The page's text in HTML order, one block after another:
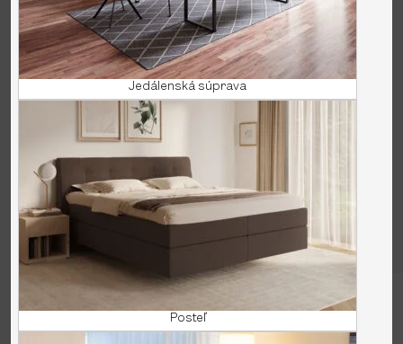
Wir hätten deine Sprache
Jedálenská súprava
Posteľ